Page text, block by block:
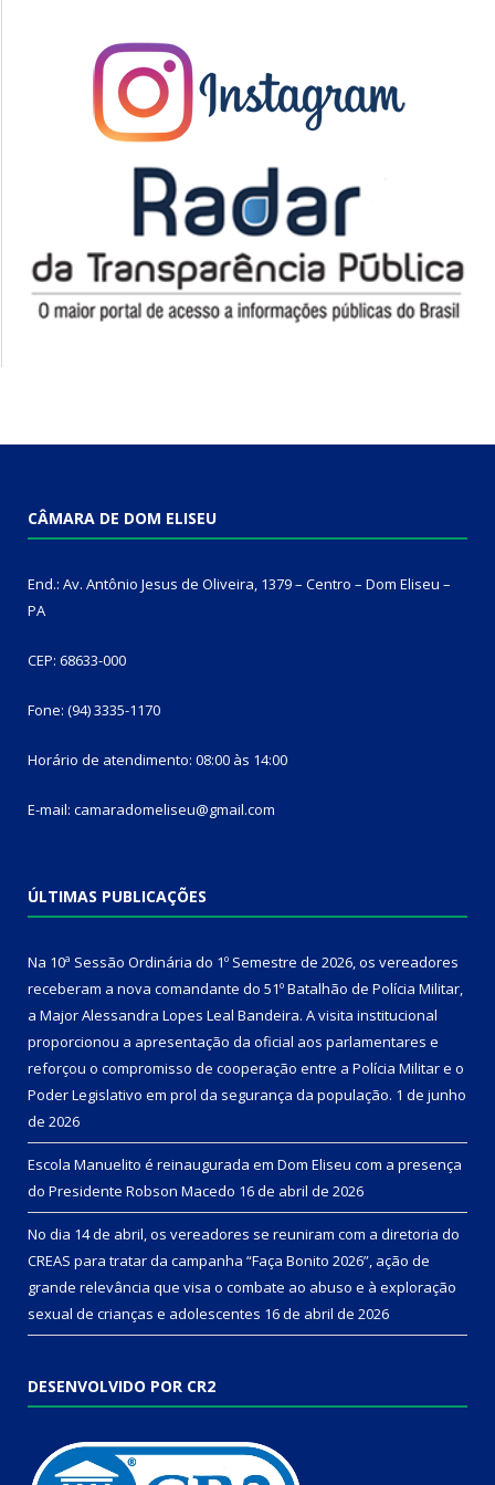
CÂMARA DE DOM ELISEU
End.: Av. Antônio Jesus de Oliveira, 1379 – Centro – Dom Eliseu –
PA
CEP: 68633-000
Fone: (94) 3335-1170
Horário de atendimento: 08:00 às 14:00
E-mail: camaradomeliseu@gmail.com
ÚLTIMAS PUBLICAÇÕES
Na 10ª Sessão Ordinária do 1º Semestre de 2026, os vereadores
receberam a nova comandante do 51º Batalhão de Polícia Militar,
a Major Alessandra Lopes Leal Bandeira. A visita institucional
proporcionou a apresentação da oficial aos parlamentares e
reforçou o compromisso de cooperação entre a Polícia Militar e o
Poder Legislativo em prol da segurança da população. 1 de junho
de 2026
Escola Manuelito é reinaugurada em Dom Eliseu com a presença
do Presidente Robson Macedo 16 de abril de 2026
No dia 14 de abril, os vereadores se reuniram com a diretoria do
CREAS para tratar da campanha “Faça Bonito 2026”, ação de
grande relevância que visa o combate ao abuso e à exploração
sexual de crianças e adolescentes 16 de abril de 2026
DESENVOLVIDO POR CR2